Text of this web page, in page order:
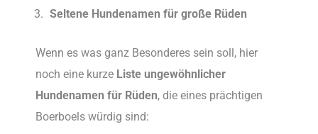
Seltene Hundenamen für große Rüden
Wenn es was ganz Besonderes sein soll, hier
noch eine kurze Liste ungewöhnlicher
Hundenamen für Rüden, die eines prächtigen
Boerboels würdig sind: